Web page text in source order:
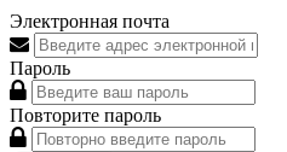
Электронная почта
Пароль
Повторите пароль